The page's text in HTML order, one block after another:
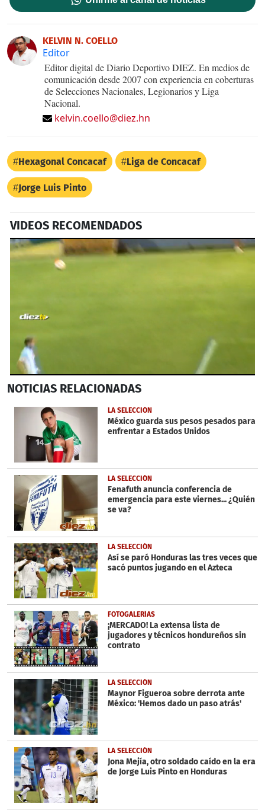
KELVIN N. COELLO
Editor
Editor digital de Diario Deportivo DIEZ. En medios de
comunicación desde 2007 con experiencia en coberturas
de Selecciones Nacionales, Legionarios y Liga
Nacional.
kelvin.coello@diez.hn
Hexagonal Concacaf Liga de Concacaf
Jorge Luis Pinto
VIDEOS RECOMENDADOS
seconds
1
NOTICIAS RELACIONADAS
LA SELECCIÓN
México guarda sus pesos pesados para
enfrentar a Estados Unidos
LA SELECCIÓN
Fenafuth anuncia conferencia de
emergencia para este viernes... ¿Quién
se va?
LA SELECCIÓN
Así se paró Honduras las tres veces que
sacó puntos jugando en el Azteca
FOTOGALERÍAS
¡MERCADO! La extensa lista de
jugadores y técnicos hondureños sin
contrato
LA SELECCIÓN
Maynor Figueroa sobre derrota ante
México: 'Hemos dado un paso atrás'
LA SELECCIÓN
Jona Mejía, otro soldado caído en la era
de Jorge Luis Pinto en Honduras